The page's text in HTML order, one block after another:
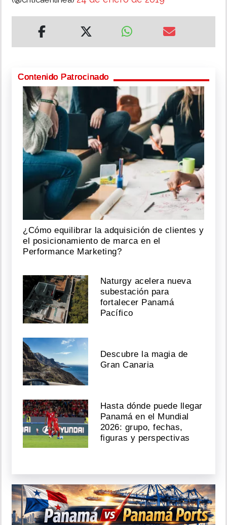
Contenido Patrocinado
¿Cómo equilibrar la adquisición de clientes y
el posicionamiento de marca en el
Performance Marketing?
Naturgy acelera nueva
subestación para
fortalecer Panamá
Pacífico
Descubre la magia de
Gran Canaria
Hasta dónde puede llegar
Panamá en el Mundial
2026: grupo, fechas,
figuras y perspectivas